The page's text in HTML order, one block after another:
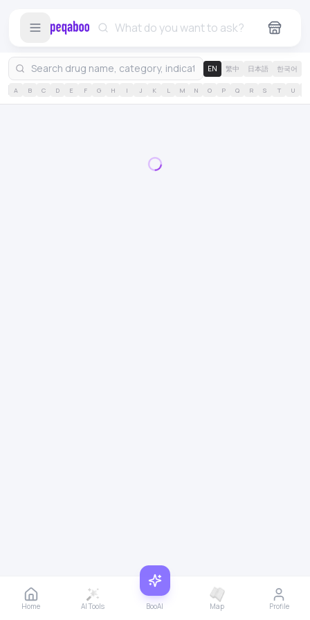
EN 繁中 日本語 한국어
A B C D E F G H I J K L M N O P Q R S T U
Home AI Tools BooAI Map Profile